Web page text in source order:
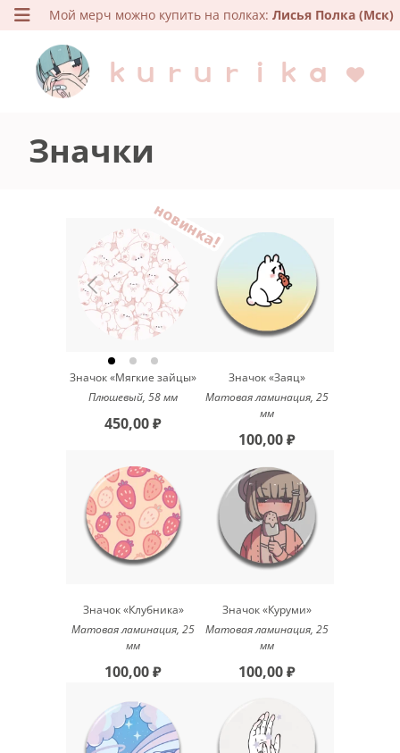
Мой мерч можно купить на полках: Лисья Полка (Мск)
kururika
Значки
Значок «Мягкие зайцы»
Плюшевый, 58 мм
450,00 ₽
новинка!
Значок «Заяц»
Матовая ламинация, 25
мм
100,00 ₽
Значок «Клубника»
Матовая ламинация, 25
мм
100,00 ₽
Значок «Куруми»
Матовая ламинация, 25
мм
100,00 ₽